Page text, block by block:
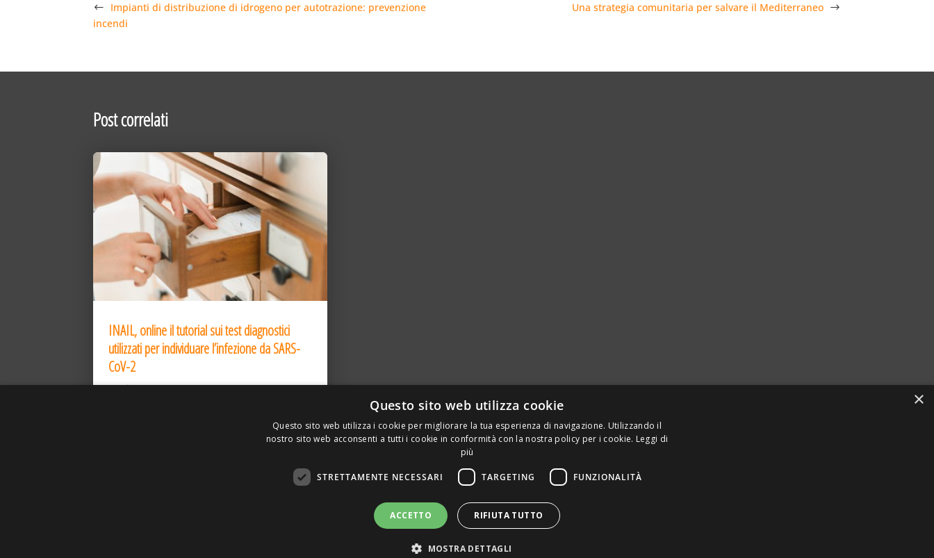
Impianti di distribuzione di idrogeno per autotrazione: prevenzione
incendi
Una strategia comunitaria per salvare il Mediterraneo
Post correlati
INAIL, online il tutorial sui test diagnostici
utilizzati per individuare l’infezione da SARS-
CoV-2
31 Dic 2020
ASSOCIAZIONE AMBIENTE E LAVORO – VIA PRIVATA DELLA TORRE, 15 – 20127 – MILANO – P. IVA 00923870968 – CF: 08748400150 –
SITO REALIZZATO DA GRAFICAEFOTO WEB AGENCY – PARTNER SINTEL
×
Questo sito web utilizza cookie
Questo sito web utilizza i cookie per migliorare la tua esperienza di navigazione. Utilizzando il
nostro sito web acconsenti a tutti i cookie in conformità con la nostra policy per i cookie. Leggi di
più
STRETTAMENTE NECESSARI TARGETING FUNZIONALITÀ
ACCETTO RIFIUTA TUTTO
MOSTRA DETTAGLI